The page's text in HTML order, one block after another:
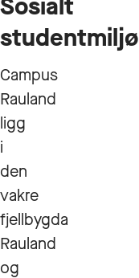
studentmiljø
Campus
Rauland
ligg
i
den
vakre
fjellbygda
Rauland
og